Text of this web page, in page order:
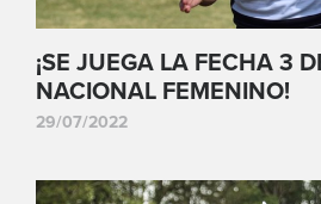
¡SE JUEGA LA FECHA 3
NACIONAL FEMENINO!
29/07/2022